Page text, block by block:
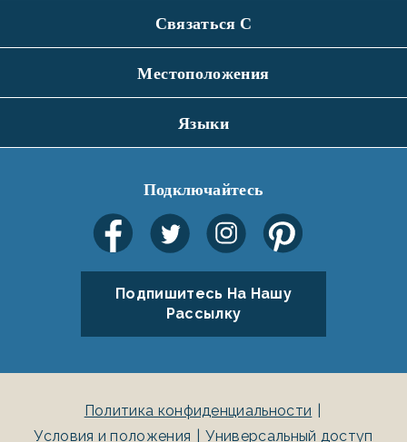
Связаться С
Местоположения
Языки
Подключайтесь
Подпишитесь На Нашу
Рассылку
Политика конфиденциальности
Условия и положения
Универсальный доступ